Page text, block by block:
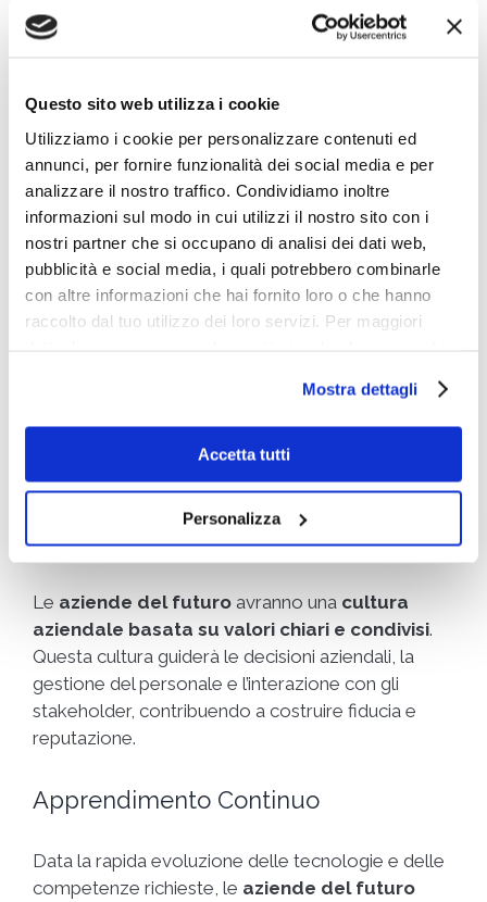
Questo sito web utilizza i cookie
Utilizziamo i cookie per personalizzare contenuti ed
annunci, per fornire funzionalità dei social media e per
analizzare il nostro traffico. Condividiamo inoltre
informazioni sul modo in cui utilizzi il nostro sito con i
nostri partner che si occupano di analisi dei dati web,
pubblicità e social media, i quali potrebbero combinarle
con altre informazioni che hai fornito loro o che hanno
raccolto dal tuo utilizzo dei loro servizi. Per maggiori
Mostra dettagli
Accetta tutti
Personalizza
mercato e contesti imprevisti. La pandemia di
COVID-19 ha evidenziato l’importanza di adottare
modelli operativi flessibili, come lo smart working,
che potrebbero continuare a essere rilevanti.
Collaborazione e Inclusione
Lacollaborazione interna ed esterna diventerà
team e addirittura tra diverse organizzazioni.
Inoltre, promuoveranno l’inclusione,
riconoscendo l’importanza della diversità per la
creatività e l’innovazione.
Cultura Basata sui Valori
Le aziende del futuro avranno una cultura
aziendale basata su valori chiari e condivisi.
Questa cultura guiderà le decisioni aziendali, la
gestione del personale e l’interazione con gli
stakeholder, contribuendo a costruire fiducia e
reputazione.
Apprendimento Continuo
Data la rapida evoluzione delle tecnologie e delle
competenze richieste, le aziende del futuro